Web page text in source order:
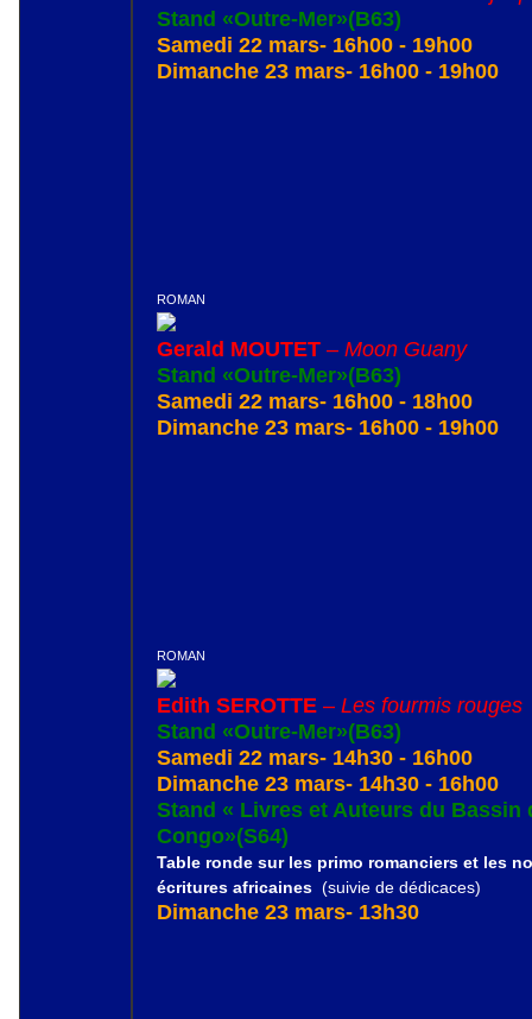
Stand «Outre-Mer»(B63)
Samedi 22 mars- 16h00 - 19h00
Dimanche 23 mars- 16h00 - 19h00
ROMAN
Gerald MOUTET – Moon Guany
Stand «Outre-Mer»(B63)
Samedi 22 mars- 16h00 - 18h00
Dimanche 23 mars- 16h00 - 19h00
ROMAN
Edith SEROTTE – Les fourmis rouges
Stand «Outre-Mer»(B63)
Samedi 22 mars- 14h30 - 16h00
Dimanche 23 mars- 14h30 - 16h00
Stand « Livres et Auteurs du Bassin
Congo»(S64)
Table ronde sur les primo romanciers et les
écritures africaines (suivie de dédicaces)
Dimanche 23 mars- 13h30